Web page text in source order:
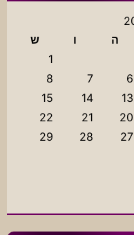
ה ו
ש
1
6
7
8
13
14
15
20
21
22
27
28
29